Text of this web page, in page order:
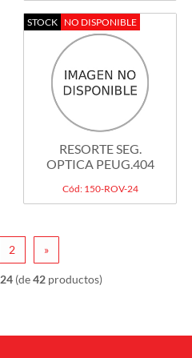
STOCK NO DISPONIBLE
RESORTE SEG.
OPTICA PEUG.404
Cód: 150-ROV-24
2 »
24(de42productos)